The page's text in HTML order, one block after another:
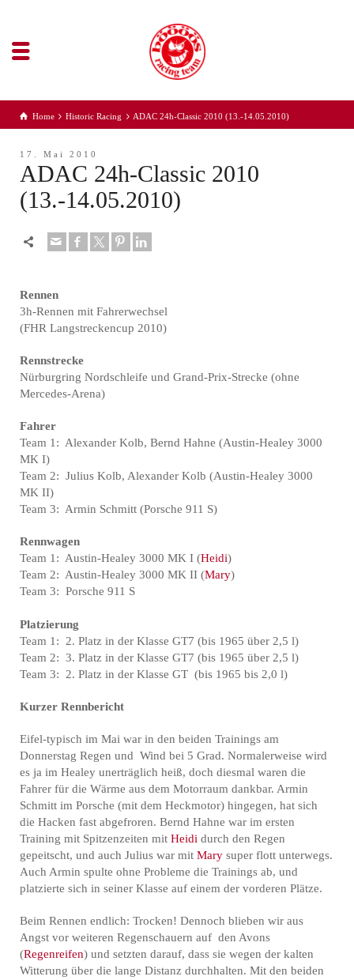
Home Historic Racing ADAC 24h-Classic 2010 (13.-14.05.2010)
17. Mai 2010
ADAC 24h-Classic 2010
(13.-14.05.2010)
Rennen
3h-Rennen mit Fahrerwechsel
(FHR Langstreckencup 2010)
Rennstrecke
Nürburgring Nordschleife und Grand-Prix-Strecke (ohne
Mercedes-Arena)
Fahrer
Team 1: Alexander Kolb, Bernd Hahne (Austin-Healey 3000
MK I)
Team 2: Julius Kolb, Alexander Kolb (Austin-Healey 3000
MK II)
Team 3: Armin Schmitt (Porsche 911 S)
Rennwagen
Team 1: Austin-Healey 3000 MK I (Heidi)
Team 2: Austin-Healey 3000 MK II (Mary)
Team 3: Porsche 911 S
Platzierung
Team 1: 2. Platz in der Klasse GT7 (bis 1965 über 2,5 l)
Team 2: 3. Platz in der Klasse GT7 (bis 1965 über 2,5 l)
Team 3: 2. Platz in der Klasse GT (bis 1965 bis 2,0 l)
Kurzer Rennbericht
Eifel-typisch im Mai war in den beiden Trainings am
Donnerstag Regen und Wind bei 5 Grad. Normalerweise wird
es ja im Healey unerträglich heiß, doch diesmal waren die
Fahrer für die Wärme aus dem Motorraum dankbar. Armin
Schmitt im Porsche (mit dem Heckmotor) hingegen, hat sich
die Hacken fast abgefroren. Bernd Hahne war im ersten
Training mit Spitzenzeiten mit Heidi durch den Regen
gepeitscht, und auch Julius war mit Mary super flott unterwegs.
Auch Armin spulte ohne Probleme die Trainings ab, und
platzierte sich in seiner Klasse auf einem der vorderen Plätze.
Beim Rennen endlich: Trocken! Dennoch blieben wir aus
Angst vor weiteren Regenschauern auf den Avons
(Regenreifen) und setzten darauf, dass sie wegen der kalten
Witterung über die lange Distanz durchhalten. Mit den beiden